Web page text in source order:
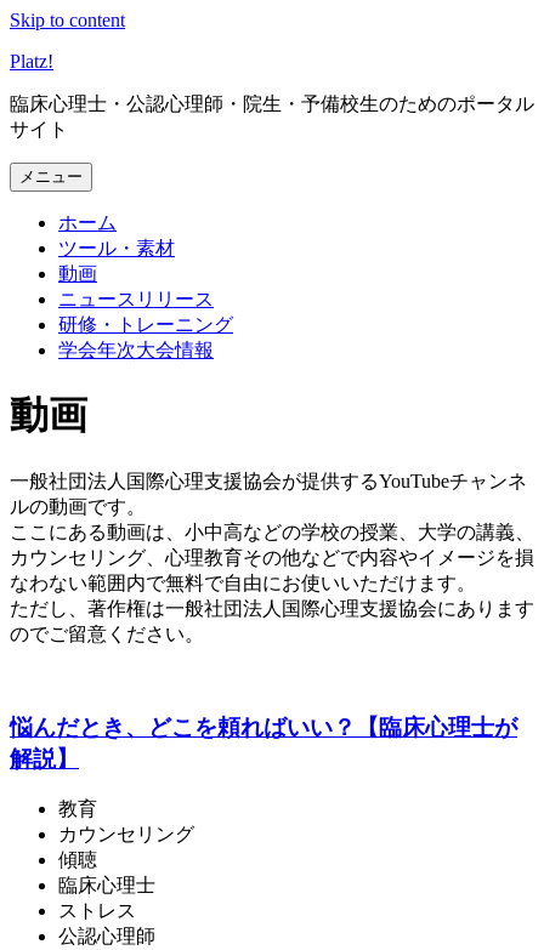
Skip to content
Platz!
臨床心理士・公認心理師・院生・予備校生のためのポータル
サイト
メニュー
ホーム
ツール・素材
動画
ニュースリリース
研修・トレーニング
学会年次大会情報
動画
一般社団法人国際心理支援協会が提供するYouTubeチャンネ
ルの動画です。
ここにある動画は、小中高などの学校の授業、大学の講義、
カウンセリング、心理教育その他などで内容やイメージを損
なわない範囲内で無料で自由にお使いいただけます。
ただし、著作権は一般社団法人国際心理支援協会にあります
のでご留意ください。
悩んだとき、どこを頼ればいい？【臨床心理士が
解説】
教育
カウンセリング
傾聴
臨床心理士
ストレス
公認心理師